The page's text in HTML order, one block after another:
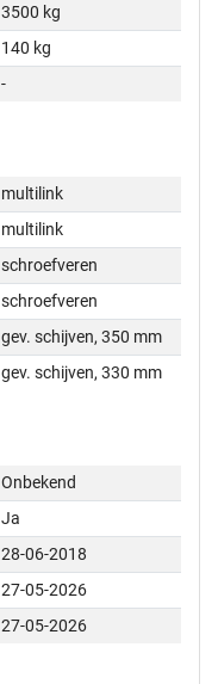
3500 kg
140 kg
-
multilink
multilink
schroefveren
schroefveren
gev. schijven, 350 mm
gev. schijven, 330 mm
Onbekend
Ja
28-06-2018
27-05-2026
27-05-2026